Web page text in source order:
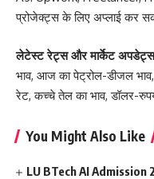
प्रोजेक्ट्स के लिए अप्लाई कर
लेटेस्ट रेट्स और मार्केट
भाव, आज का पेट्रोल-डीजल भाव,
रेट,कच्चे तेल का भाव,डॉलर-
You Might Also Like
LU BTech AI Admission